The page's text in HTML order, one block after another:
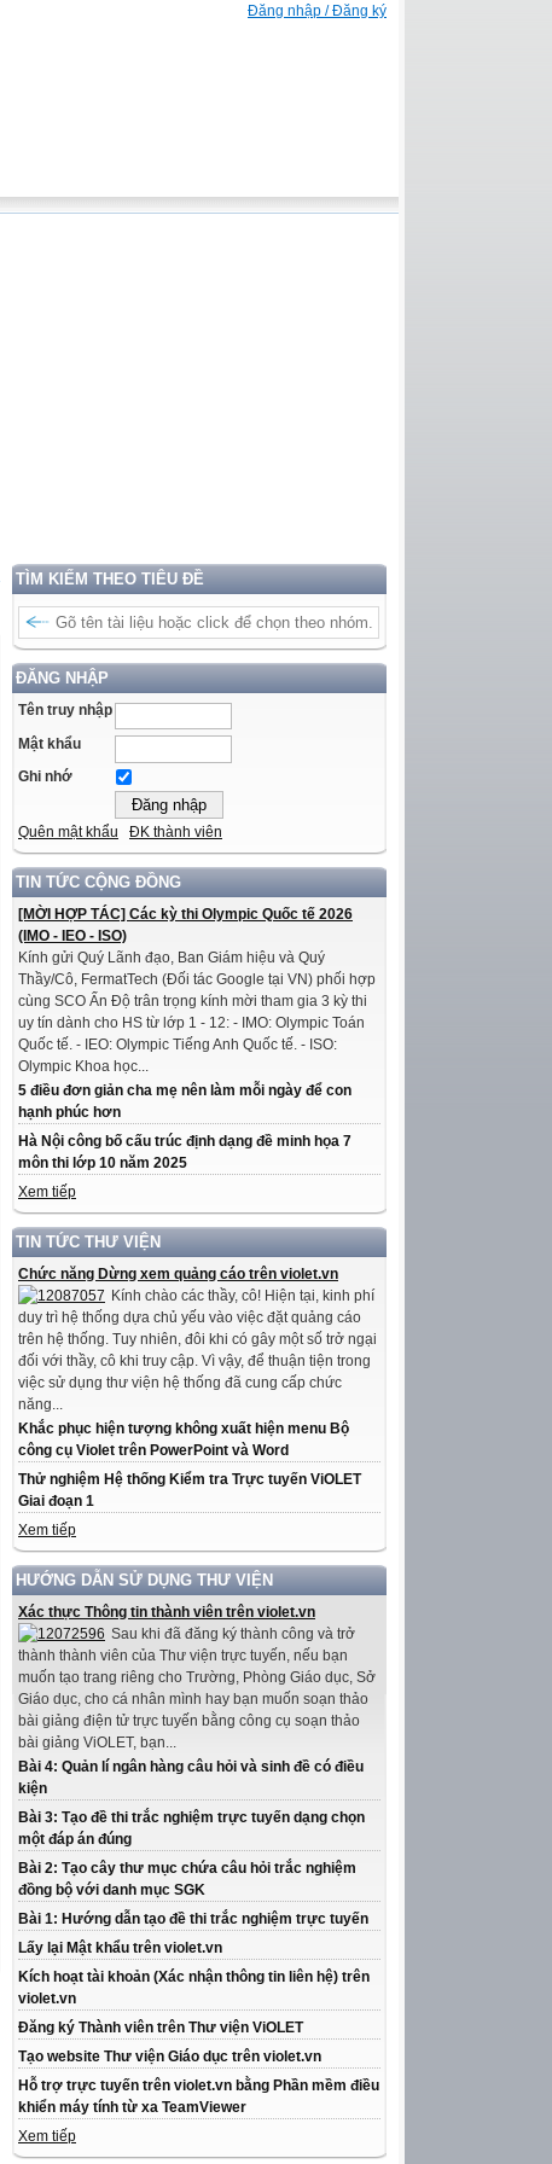
Đăng nhập / Đăng ký
TÌM KIẾM THEO TIÊU ĐỀ
ĐĂNG NHẬP
Tên truy nhập
Mật khẩu
Ghi nhớ
Quên mật khẩu ĐK thành viên
TIN TỨC CỘNG ĐỒNG
[MỜI HỢP TÁC] Các kỳ thi Olympic Quốc tế 2026
(IMO - IEO - ISO)
Kính gửi Quý Lãnh đạo, Ban Giám hiệu và Quý
Thầy/Cô, FermatTech (Đối tác Google tại VN) phối hợp
cùng SCO Ấn Độ trân trọng kính mời tham gia 3 kỳ thi
uy tín dành cho HS từ lớp 1 - 12: - IMO: Olympic Toán
Quốc tế. - IEO: Olympic Tiếng Anh Quốc tế. - ISO:
Olympic Khoa học...
5 điều đơn giản cha mẹ nên làm mỗi ngày để con
hạnh phúc hơn
Hà Nội công bố cấu trúc định dạng đề minh họa 7
môn thi lớp 10 năm 2025
Xem tiếp
TIN TỨC THƯ VIỆN
Chức năng Dừng xem quảng cáo trên violet.vn
Kính chào các thầy, cô! Hiện tại, kinh phí
duy trì hệ thống dựa chủ yếu vào việc đặt quảng cáo
trên hệ thống. Tuy nhiên, đôi khi có gây một số trở ngại
đối với thầy, cô khi truy cập. Vì vậy, để thuận tiện trong
việc sử dụng thư viện hệ thống đã cung cấp chức
năng...
Khắc phục hiện tượng không xuất hiện menu Bộ
công cụ Violet trên PowerPoint và Word
Thử nghiệm Hệ thống Kiểm tra Trực tuyến ViOLET
Giai đoạn 1
Xem tiếp
HƯỚNG DẪN SỬ DỤNG THƯ VIỆN
Xác thực Thông tin thành viên trên violet.vn
Sau khi đã đăng ký thành công và trở
thành thành viên của Thư viện trực tuyến, nếu bạn
muốn tạo trang riêng cho Trường, Phòng Giáo dục, Sở
Giáo dục, cho cá nhân mình hay bạn muốn soạn thảo
bài giảng điện tử trực tuyến bằng công cụ soạn thảo
bài giảng ViOLET, bạn...
Bài 4: Quản lí ngân hàng câu hỏi và sinh đề có điều
kiện
Bài 3: Tạo đề thi trắc nghiệm trực tuyến dạng chọn
một đáp án đúng
Bài 2: Tạo cây thư mục chứa câu hỏi trắc nghiệm
đồng bộ với danh mục SGK
Bài 1: Hướng dẫn tạo đề thi trắc nghiệm trực tuyến
Lấy lại Mật khẩu trên violet.vn
Kích hoạt tài khoản (Xác nhận thông tin liên hệ) trên
violet.vn
Đăng ký Thành viên trên Thư viện ViOLET
Tạo website Thư viện Giáo dục trên violet.vn
Hỗ trợ trực tuyến trên violet.vn bằng Phần mềm điều
khiển máy tính từ xa TeamViewer
Xem tiếp